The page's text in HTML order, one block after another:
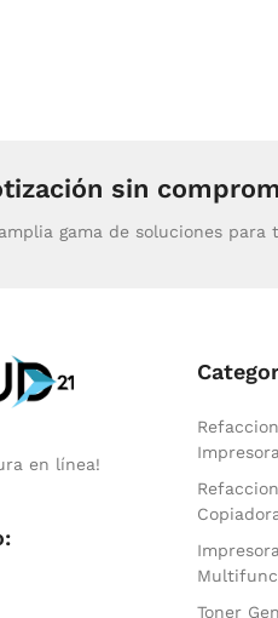
sin
gama de soluciones para
en línea!
Toner